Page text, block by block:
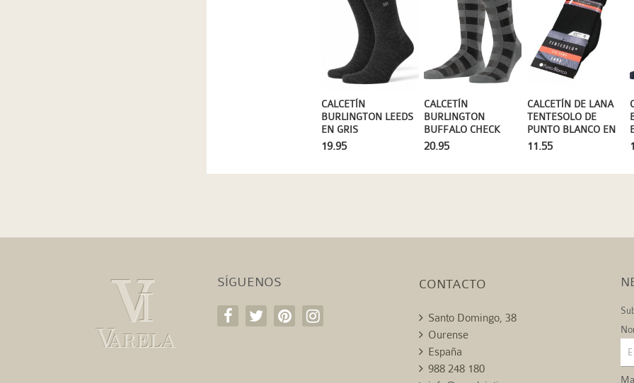
CALCETÍN DE LANA
TENTESOLO DE
PUNTO BLANCO EN
NEGRO
11.55
CALCETÍN
BURLINGTON
BUFFALO CHECK
LANA EN GRIS
20.95
CALCETÍN
BURLINGTON LEEDS
EN GRIS
19.95
SÍGUENOS CONTACTO
Santo Domingo, 38
Ourense
España
988 248 180